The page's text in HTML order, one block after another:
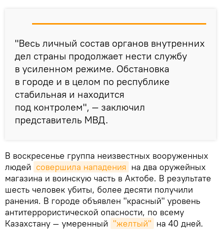
"Весь личный состав органов внутренних
дел страны продолжает нести службу
в усиленном режиме. Обстановка
в городе и в целом по республике
стабильная и находится
под контролем", — заключил
представитель МВД.
В воскресенье группа неизвестных вооруженных
людей совершила нападения на два оружейных
магазина и воинскую часть в Актобе. В результате
шесть человек убиты, более десяти получили
ранения. В городе объявлен "красный" уровень
антитеррористической опасности, по всему
Казахстану — умеренный "желтый" на 40 дней.